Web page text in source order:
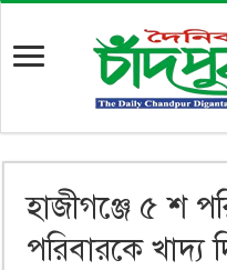
হাজীগঞ্জে ৫ শ
পরিবারকে খাদ্য